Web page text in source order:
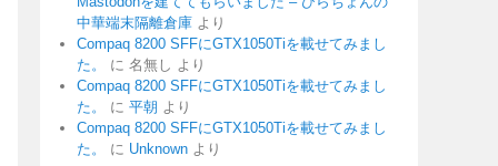
中華端末隔離倉庫 より
Compaq 8200 SFFにGTX1050Tiを載せてみまし
た。
に 名無し より
Compaq 8200 SFFにGTX1050Tiを載せてみまし
た。
に 平朝 より
Compaq 8200 SFFにGTX1050Tiを載せてみまし
た。
に Unknown より